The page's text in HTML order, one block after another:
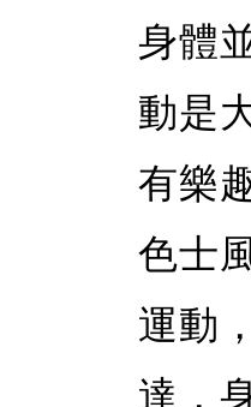
身體
動是
有樂
色士
運動
達，